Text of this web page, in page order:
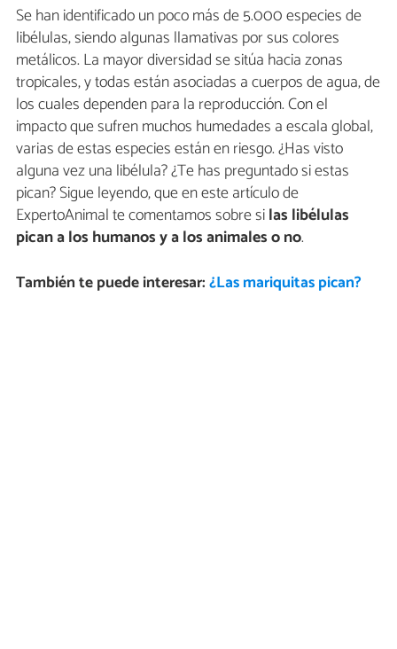
Se han identificado un poco más de 5.000 especies de
libélulas, siendo algunas llamativas por sus colores
metálicos. La mayor diversidad se sitúa hacia zonas
tropicales, y todas están asociadas a cuerpos de agua, de
los cuales dependen para la reproducción. Con el
impacto que sufren muchos humedades a escala global,
varias de estas especies están en riesgo. ¿Has visto
alguna vez una libélula? ¿Te has preguntado si estas
pican? Sigue leyendo, que en este artículo de
ExpertoAnimal te comentamos sobre silas libélulas
pican a los humanos y a los animales o no.
También te puede interesar:¿Las mariquitas pican?